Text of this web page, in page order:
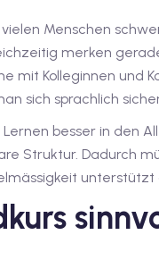
Menschen
merken
mit Kolleginnen und
sich sprachlich
besser in den
Struktur. Dadurch
unterstützt